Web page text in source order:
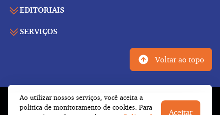
Ao utilizar nossos serviços, você aceita a
política de monitoramento de cookies. Para
Aceitar
Voltar ao topo
Capa
Publicidade legal
Fale conosco
EDITORIAIS
Economia
Esportes
Cultura
SERVIÇOS
Galeria de vídeos
Tempo
© Copyright 2026 Empresa Jornalística J.C. Jarros